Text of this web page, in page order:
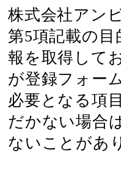
株式会社アン
第5項記載の
報を取得して
が登録フォー
必要となる項
だかない場合
ないことがあ